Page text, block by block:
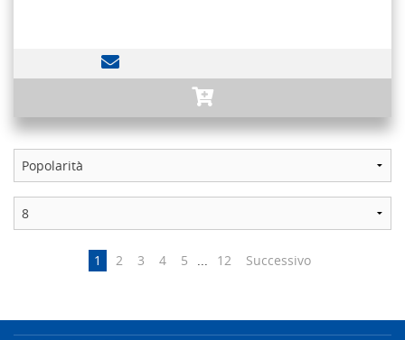
1 2 3 4 5 ... 12 Successivo